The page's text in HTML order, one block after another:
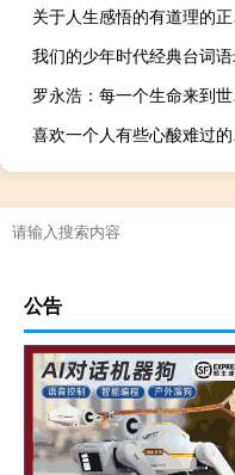
关于
我们的少年时代经典台词
罗
喜
公告